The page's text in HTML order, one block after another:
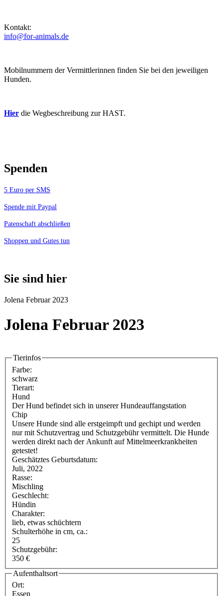
Kontakt:
info@for-animals.de
Mobilnummern der Vermittlerinnen finden Sie bei den jeweiligen
Hunden.
Hier die Wegbeschreibung zur HAST.
Spenden
5 Euro per SMS
Spende mit Paypal
Patenschaft abschließen
Shoppen und Gutes tun
Sie sind hier
Jolena Februar 2023
Jolena Februar 2023
Tierinfos
Farbe:
schwarz
Tierart:
Hund
Der Hund befindet sich in unserer Hundeauffangstation
Chip
Unsere Hunde sind alle erstgeimpft und gechipt und werden
nur mit Schutzvertrag und Schutzgebühr vermittelt. Die Hunde
werden direkt nach der Ankunft auf Mittelmeerkrankheiten
getestet!
Geschätztes Geburtsdatum:
Juli, 2022
Rasse:
Mischling
Geschlecht:
Hündin
Charakter:
lieb, etwas schüchtern
Schulterhöhe in cm, ca.:
25
Schutzgebühr:
350 €
Aufenthaltsort
Ort:
Essen